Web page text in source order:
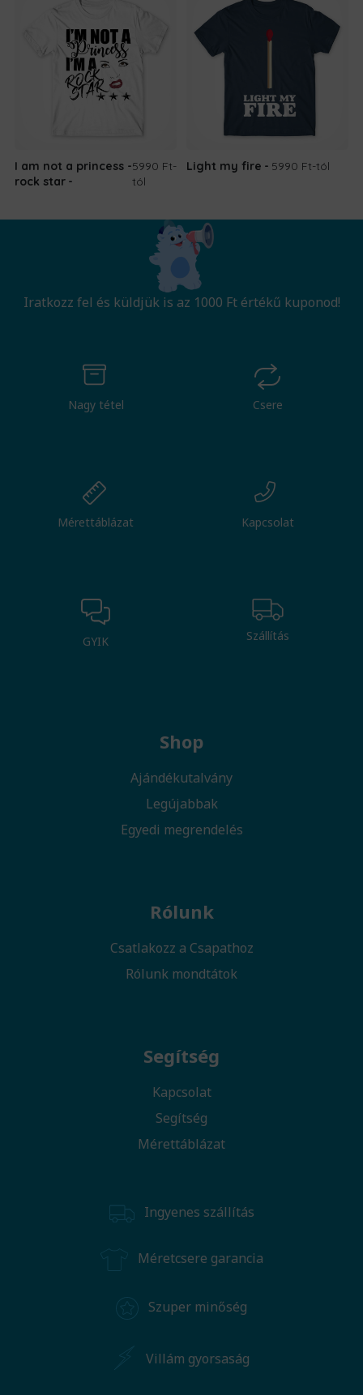
I am not a princess -
rock star
5990 Ft-
tól
Light my fire 5990 Ft-tól
Iratkozz fel és küldjük is az 1000 Ft értékű kuponod!
Nagy tétel Csere
Mérettáblázat Kapcsolat
GYIK Szállítás
Shop
Ajándékutalvány
Legújabbak
Egyedi megrendelés
Rólunk
Csatlakozz a Csapathoz
Rólunk mondtátok
Segítség
Kapcsolat
Segítség
Mérettáblázat
Ingyenes szállítás
Méretcsere garancia
Szuper minőség
Villám gyorsaság